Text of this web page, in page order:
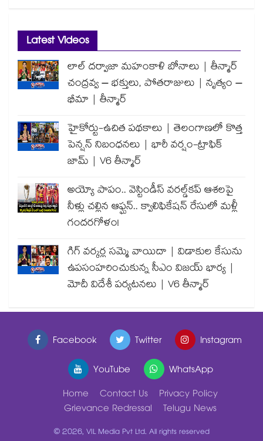
Latest Videos
లాల్ దర్వాజా మహంకాళి బోనాలు | తీన్మార్
చంద్రవ్వ – భక్తులు, పోతరాజులు | నృత్యం –
భీమా | తీన్మార్
హైకోర్టు-ఉచిత పథకాలు | తెలంగాణలో కొత్త
పెన్షన్ నిబంధనలు | భారీ వర్షం-ట్రాఫిక్
జామ్ | V6 తీన్మార్
అయ్యో పాపం.. వెస్టిండీస్ వరల్డ్‌కప్ ఆశలపై
నీళ్లు చల్లిన ఆఫ్ఘన్.. క్వాలిఫికేషన్ రేసులో మళ్లీ
గందరగోళం!
గిగ్ వర్కర్ల సమ్మె వాయిదా | విడాకుల కేసును
ఉపసంహరించుకున్న సీఎం విజయ్ భార్య |
మోదీ విదేశీ పర్యటనలు | V6 తీన్మార్
Facebook Twitter
Instagram
YouTube
WhatsApp
Home
Contact Us
Privacy Policy
Grievance Redressal
Telugu News
© 2026, VIL Media Pvt Ltd. All rights reserved